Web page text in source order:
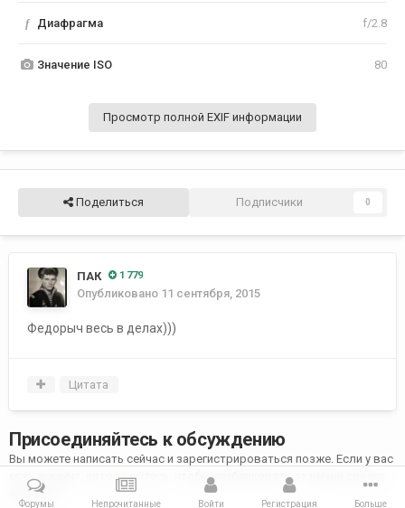
f Диафрагма f/2.8
Значение ISO 80
Просмотр полной EXIF информации
Поделиться Подписчики 0
ПАК 1 779
Опубликовано 11 сентября, 2015
Федорыч весь в делах)))
Цитата
Присоединяйтесь к обсуждению
Вы можете написать сейчас и зарегистрироваться позже. Если у вас
есть аккаунт,
авторизуйтесь
, чтобы опубликовать от имени своего
аккаунта.
Форумы Непрочитанные Войти Регистрация Больше